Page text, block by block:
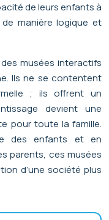
de leurs enfants à
manière logique et
musées interactifs
Ils ne se contentent
; ils offrent un
devient une
pour toute la famille.
des enfants et en
parents, ces musées
d’une société plus